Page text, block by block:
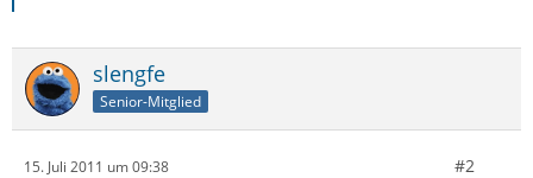
slengfe
Senior-Mitglied
15. Juli 2011 um 09:38 #2